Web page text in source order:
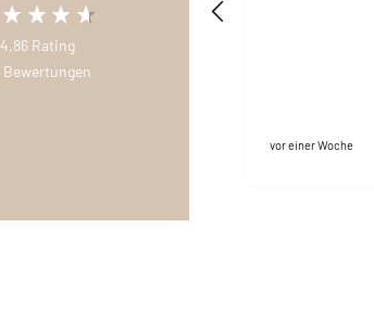
4,86 Rating
Bewertungen
vor einer Woche